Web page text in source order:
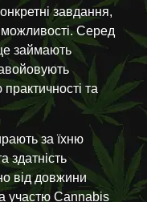
завдання,
можливості. Серед
займають
та
за їхню
здатність
від довжини
участю Cannabis